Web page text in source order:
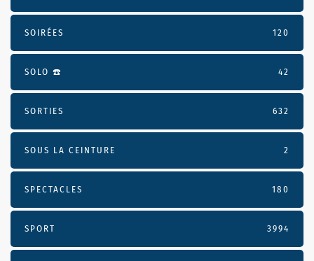
SOIRÉES 120
SOLO ☎️ 42
SORTIES 632
SOUS LA CEINTURE 2
SPECTACLES 180
SPORT 3994